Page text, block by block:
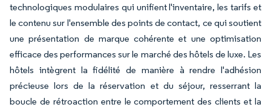
technologiques modulaires qui unifient l'inventaire, les tarifs et
le contenu sur l'ensemble des points de contact, ce qui soutient
une présentation de marque cohérente et une optimisation
efficace des performances sur le marché des hôtels de luxe. Les
hôtels intègrent la fidélité de manière à rendre l'adhésion
précieuse lors de la réservation et du séjour, resserrant la
boucle de rétroaction entre le comportement des clients et la